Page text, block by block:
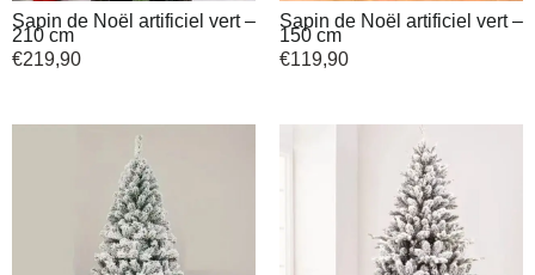
Sapin de Noël artificiel vert –
210 cm
€219,90
Sapin de Noël artificiel vert –
150 cm
€119,90